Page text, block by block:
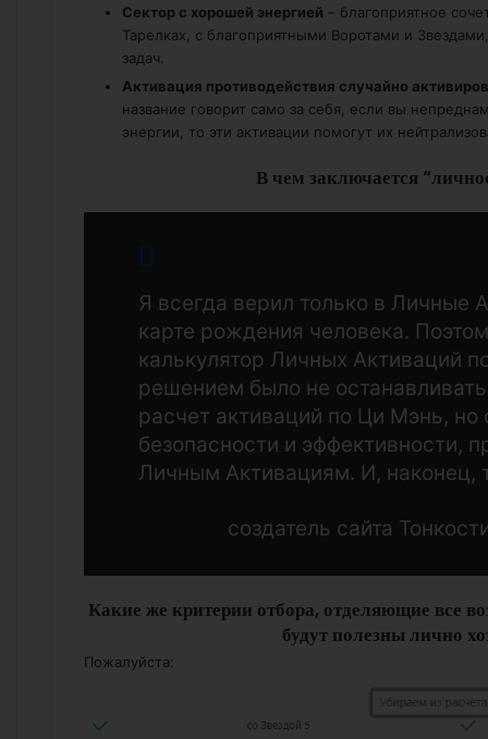
Сектор с хорошей энергией – благоприятное
Тарелках, с благоприятными Воротами и
задач.
Активация противодействия случайно
название говорит само за себя, если вы
энергии, то эти активации помогут их
В чем заключается
Я всегда верил только в Личные
карте рождения человека.
калькулятор Личных Активаций
решением было не
расчет активаций по Ци Мэнь, но
безопасности и эффективности,
Личным Активациям. И, наконец,
создатель сайта
Какие же критерии отбора, отделяющие все
будут полезны лично
Пожалуйста: